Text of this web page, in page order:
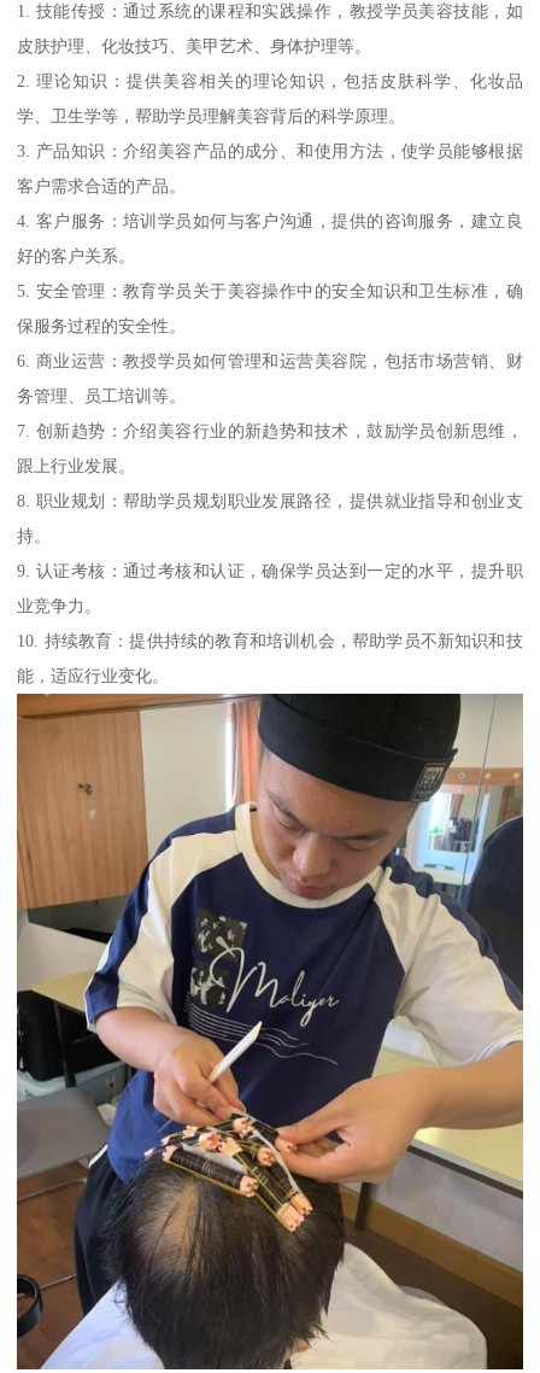
1. 技能传授：通过系统的课程和实践操作，教授学员美容技能，如
皮肤护理、化妆技巧、美甲艺术、身体护理等。
2. 理论知识：提供美容相关的理论知识，包括皮肤科学、化妆品
学、卫生学等，帮助学员理解美容背后的科学原理。
3. 产品知识：介绍美容产品的成分、和使用方法，使学员能够根据
客户需求合适的产品。
4. 客户服务：培训学员如何与客户沟通，提供的咨询服务，建立良
好的客户关系。
5. 安全管理：教育学员关于美容操作中的安全知识和卫生标准，确
保服务过程的安全性。
6. 商业运营：教授学员如何管理和运营美容院，包括市场营销、财
务管理、员工培训等。
7. 创新趋势：介绍美容行业的新趋势和技术，鼓励学员创新思维，
跟上行业发展。
8. 职业规划：帮助学员规划职业发展路径，提供就业指导和创业支
持。
9. 认证考核：通过考核和认证，确保学员达到一定的水平，提升职
业竞争力。
10. 持续教育：提供持续的教育和培训机会，帮助学员不新知识和技
能，适应行业变化。